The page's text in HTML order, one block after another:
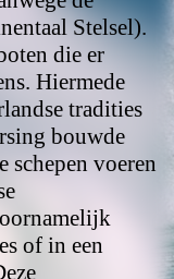
Stelsel).
die er
Hiermede
tradities
bouwde
voeren
of in een